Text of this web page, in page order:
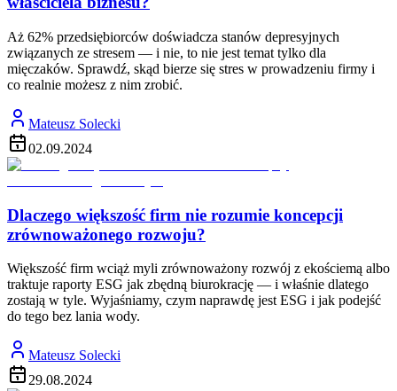
Aż 62% przedsiębiorców doświadcza stanów depresyjnych
związanych ze stresem — i nie, to nie jest temat tylko dla
mięczaków. Sprawdź, skąd bierze się stres w prowadzeniu firmy i
co realnie możesz z nim zrobić.
Mateusz Solecki
02.09.2024
Dlaczego większość firm nie rozumie koncepcji
zrównoważonego rozwoju?
Większość firm wciąż myli zrównoważony rozwój z ekościemą albo
traktuje raporty ESG jak zbędną biurokrację — i właśnie dlatego
zostają w tyle. Wyjaśniamy, czym naprawdę jest ESG i jak podejść
do tego bez lania wody.
Mateusz Solecki
29.08.2024